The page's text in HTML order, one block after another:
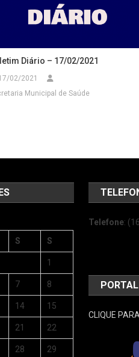
Diário – 17/02/2021
02/2021
Municipal de Saúde
S S
1
7 8
14 15
21 22
28 29
Telefone:
CLIQUE